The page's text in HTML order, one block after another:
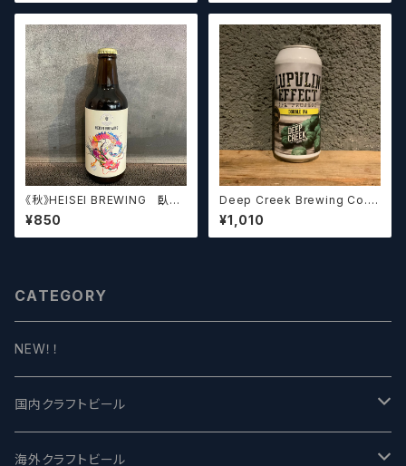
《秋》HEISEI BREWING 臥龍
長生(がりゅうちょうせい)アメリ
カンペールエール【クラフトビー
ル】
¥850
Deep Creek Brewing Co. L
upulin Effect ディープクリ
ーク ルプリン エフェクト
¥1,010
CATEGORY
NEW！！
国内クラフトビール
UCHU BREWING -うちゅうブルーイング
海外クラフトビール